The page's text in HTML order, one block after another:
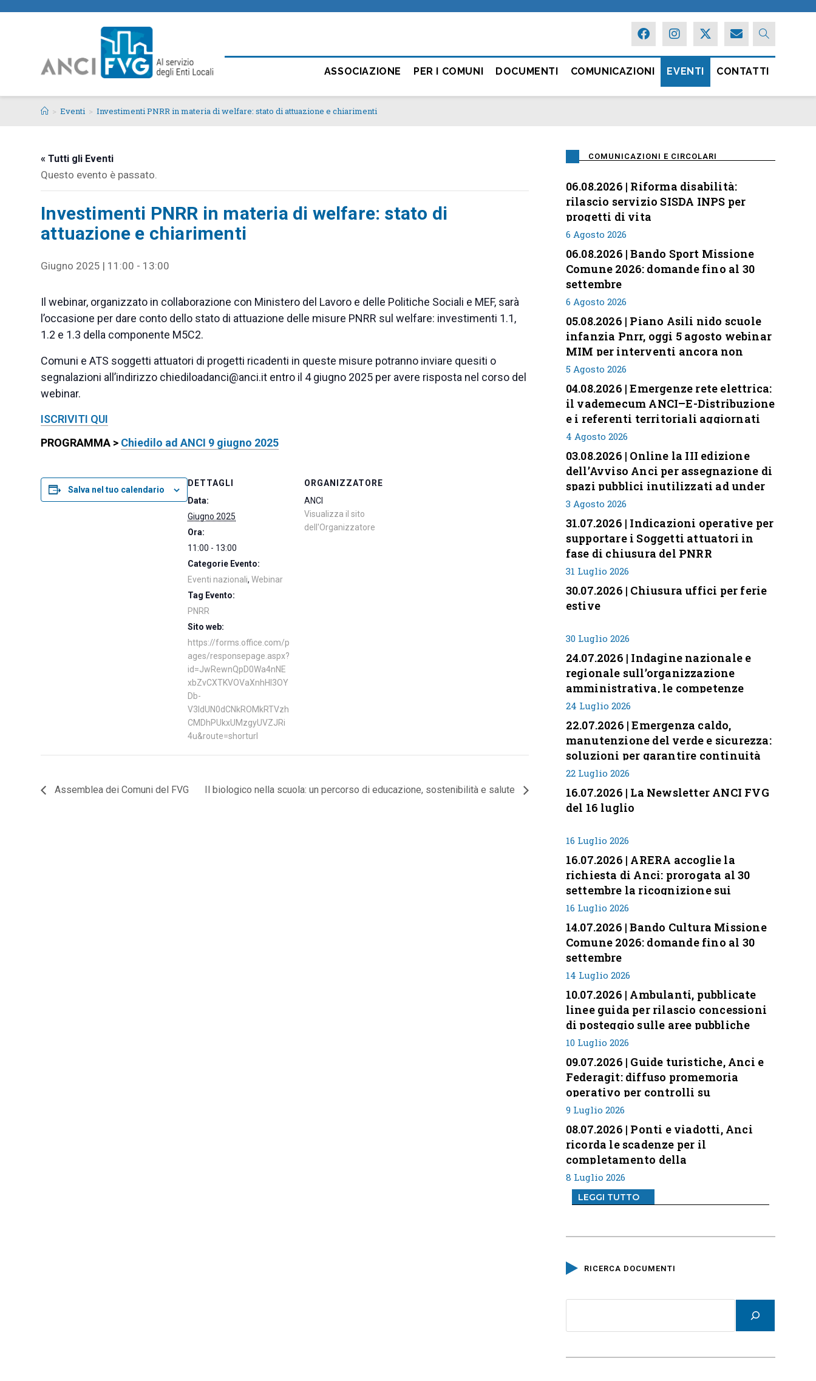
ASSOCIAZIONE PER I COMUNI DOCUMENTI COMUNICAZIONI EVENTI CONTATTI
> Eventi > Investimenti PNRR in materia di welfare: stato di attuazione e chiarimenti
« Tutti gli Eventi
Questo evento è passato.
Investimenti PNRR in materia di welfare: stato di
attuazione e chiarimenti
Giugno 2025 | 11:00 - 13:00
Il webinar, organizzato in collaborazione con Ministero del Lavoro e delle Politiche Sociali e MEF, sarà
l’occasione per dare conto dello stato di attuazione delle misure PNRR sul welfare: investimenti 1.1,
1.2 e 1.3 della componente M5C2.
Comuni e ATS soggetti attuatori di progetti ricadenti in queste misure potranno inviare quesiti o
segnalazioni all’indirizzo chiediloadanci@anci.it entro il 4 giugno 2025 per avere risposta nel corso del
webinar.
ISCRIVITI QUI
PROGRAMMA > Chiedilo ad ANCI 9 giugno 2025
Salva nel tuo calendario
DETTAGLI
Data:
Giugno 2025
Ora:
11:00 - 13:00
Categorie Evento:
Eventi nazionali,Webinar
Tag Evento:
PNRR
Sito web:
https://forms.office.com/p
ages/responsepage.aspx?
id=JwRewnQpD0Wa4nNE
xbZvCXTKVOVaXnhHl3OY
Db-
V3ldUN0dCNkROMkRTVzh
CMDhPUkxUMzgyUVZJRi
4u&route=shorturl
ORGANIZZATORE
ANCI
Visualizza il sito
dell'Organizzatore
Assemblea dei Comuni del FVG Il biologico nella scuola: un percorso di educazione, sostenibilità e salute
COMUNICAZIONI E CIRCOLARI
06.08.2026 | Riforma disabilità:
rilascio servizio SISDA INPS per
progetti di vita
6 Agosto 2026
06.08.2026 | Bando Sport Missione
Comune 2026: domande fino al 30
settembre
6 Agosto 2026
05.08.2026 | Piano Asili nido scuole
infanzia Pnrr, oggi 5 agosto webinar
MIM per interventi ancora non
conclusi
5 Agosto 2026
04.08.2026 | Emergenze rete elettrica:
il vademecum ANCI–E-Distribuzione
e i referenti territoriali aggiornati
4 Agosto 2026
03.08.2026 | Online la III edizione
dell’Avviso Anci per assegnazione di
spazi pubblici inutilizzati ad under
35
3 Agosto 2026
31.07.2026 | Indicazioni operative per
supportare i Soggetti attuatori in
fase di chiusura del PNRR
31 Luglio 2026
30.07.2026 | Chiusura uffici per ferie
estive
30 Luglio 2026
24.07.2026 | Indagine nazionale e
regionale sull’organizzazione
amministrativa, le competenze
professionali e i modelli di gestione
nei piccoli Comuni italiani
24 Luglio 2026
22.07.2026 | Emergenza caldo,
manutenzione del verde e sicurezza:
soluzioni per garantire continuità
servizi
22 Luglio 2026
16.07.2026 | La Newsletter ANCI FVG
del 16 luglio
16 Luglio 2026
16.07.2026 | ARERA accoglie la
richiesta di Anci: prorogata al 30
settembre la ricognizione sui
corrispettivi
16 Luglio 2026
14.07.2026 | Bando Cultura Missione
Comune 2026: domande fino al 30
settembre
14 Luglio 2026
10.07.2026 | Ambulanti, pubblicate
linee guida per rilascio concessioni
di posteggio sulle aree pubbliche
10 Luglio 2026
09.07.2026 | Guide turistiche, Anci e
Federagit: diffuso promemoria
operativo per controlli su
professione
9 Luglio 2026
08.07.2026 | Ponti e viadotti, Anci
ricorda le scadenze per il
completamento della
classificazione del rischio
8 Luglio 2026
LEGGI TUTTO
RICERCA DOCUMENTI